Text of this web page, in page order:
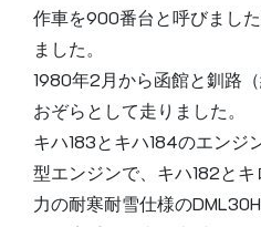
作車を900番台と呼びまし
ました。
1980年2月から函館と釧路
おぞらとして走りました。
キハ183とキハ184のエンジ
型エンジンで、キハ182と
力の耐寒耐雪仕様の